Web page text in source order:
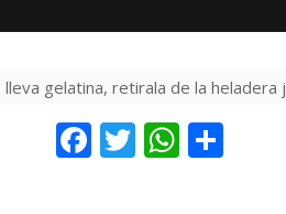
gelatina, retirala de la heladera
F T W